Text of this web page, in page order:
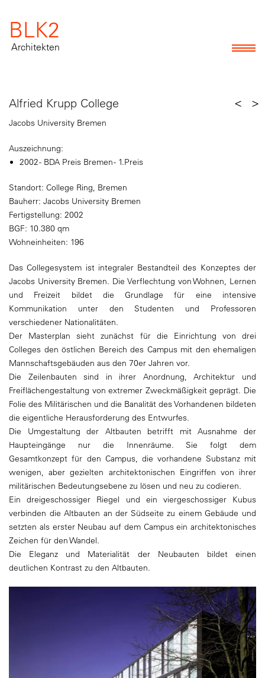
BLK2
Architekten
Alfried Krupp College
Jacobs University Bremen
< >
Auszeichnung:
2002 - BDA Preis Bremen - 1.Preis
Standort: College Ring, Bremen
Bauherr: Jacobs University Bremen
Fertigstellung: 2002
BGF: 10.380 qm
Wohneinheiten: 196
Das Collegesystem ist integraler Bestandteil des Konzeptes der
Jacobs University Bremen. Die Verflechtung von Wohnen, Lernen
und Freizeit bildet die Grundlage für eine intensive
Kommunikation unter den Studenten und Professoren
verschiedener Nationalitäten.
Der Masterplan sieht zunächst für die Einrichtung von drei
Colleges den östlichen Bereich des Campus mit den ehemaligen
Mannschaftsgebäuden aus den 70er Jahren vor.
Die Zeilenbauten sind in ihrer Anordnung, Architektur und
Freiflächengestaltung von extremer Zweckmäßigkeit geprägt. Die
Folie des Militärischen und die Banalität des Vorhandenen bildeten
die eigentliche Herausforderung des Entwurfes.
Die Umgestaltung der Altbauten betrifft mit Ausnahme der
Haupteingänge nur die Innenräume. Sie folgt dem
Gesamtkonzept für den Campus, die vorhandene Substanz mit
wenigen, aber gezielten architektonischen Eingriffen von ihrer
militärischen Bedeutungsebene zu lösen und neu zu codieren.
Ein dreigeschossiger Riegel und ein viergeschossiger Kubus
verbinden die Altbauten an der Südseite zu einem Gebäude und
setzten als erster Neubau auf dem Campus ein architektonisches
Zeichen für den Wandel.
Die Eleganz und Materialität der Neubauten bildet einen
deutlichen Kontrast zu den Altbauten.